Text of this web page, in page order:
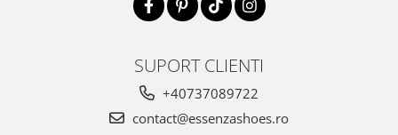
SUPORT CLIENTI
+40737089722
contact@essenzashoes.ro